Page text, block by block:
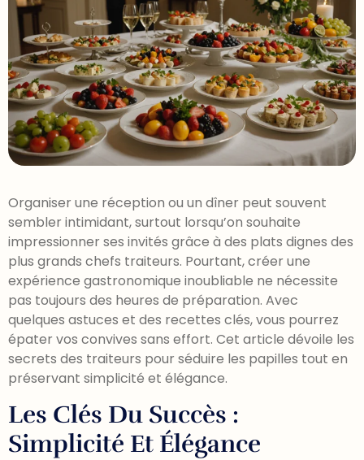
Organiser une réception ou un dîner peut souvent
sembler intimidant, surtout lorsqu’on souhaite
impressionner ses invités grâce à des plats dignes des
plus grands chefs traiteurs. Pourtant, créer une
expérience gastronomique inoubliable ne nécessite
pas toujours des heures de préparation. Avec
quelques astuces et des recettes clés, vous pourrez
épater vos convives sans effort. Cet article dévoile les
secrets des traiteurs pour séduire les papilles tout en
préservant simplicité et élégance.
Les Clés Du Succès :
Simplicité Et Élégance